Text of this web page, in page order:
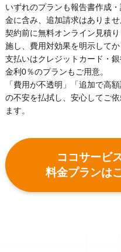
いずれのプランも報告書作成
金に含み、追加請求はありませ
契約前に無料オンライン見積
施し、費用対効果を明示してか
支払いはクレジットカード・
金利0％のプランもご用意。
「費用が不透明」「追加で高
の不安を払拭し、安心してご
ます。
ココサービ
料金プランは